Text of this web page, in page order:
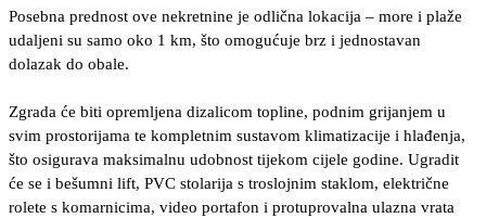
Posebna prednost ove nekretnine je odlična lokacija – more i plaže
udaljeni su samo oko 1 km, što omogućuje brz i jednostavan
dolazak do obale.
Zgrada će biti opremljena dizalicom topline, podnim grijanjem u
svim prostorijama te kompletnim sustavom klimatizacije i hlađenja,
što osigurava maksimalnu udobnost tijekom cijele godine. Ugradit
će se i bešumni lift, PVC stolarija s troslojnim staklom, električne
rolete s komarnicima, video portafon i protuprovalna ulazna vrata